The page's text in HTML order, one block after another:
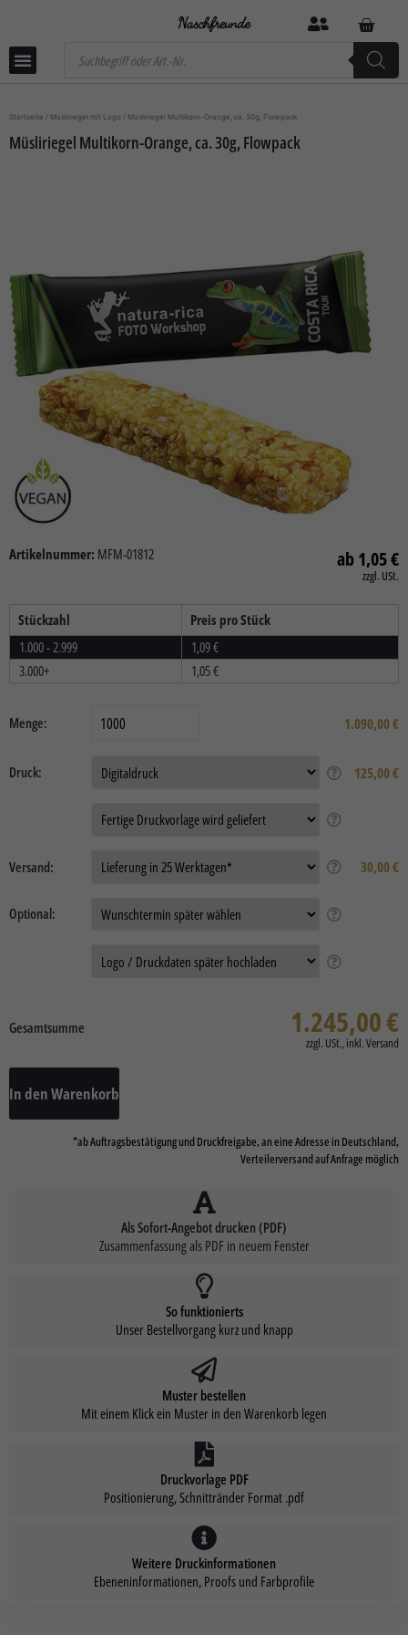
Startseite / Müsliriegel mit Logo / Müsliriegel Multikorn-Orange, ca. 30g, Flowpack
Müsliriegel Multikorn-Orange, ca. 30g, Flowpack
Artikelnummer: MFM-01812 1,05€
zzgl. USt.
Stückzahl
Preis pro Stück
1.000 - 2.999
1,09€
3.000+
1,05€
Menge: 1.090,00€
Druck: 125,00 €
Versand: 30,00 €
Optional:
Gesamtsumme 1.245,00€
In den Warenkorb
*ab Auftragsbestätigung und Druckfreigabe, an eine Adresse in Deutschland,
Verteilerversand auf Anfrage möglich
Als Sofort-Angebot drucken (PDF)
Zusammenfassung als PDF in neuem Fenster
So funktionierts
Unser Bestellvorgang kurz und knapp
Muster bestellen
Mit einem Klick ein Muster in den Warenkorb legen
Druckvorlage PDF
Positionierung, Schnittränder Format .pdf
Weitere Druckinformationen
Ebeneninformationen, Proofs und Farbprofile